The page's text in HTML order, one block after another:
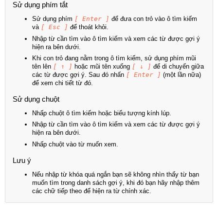
Sử dụng phím tắt
Sử dụng phím [ Enter ] để đưa con trỏ vào ô tìm kiếm
và [ Esc ] để thoát khỏi.
Nhập từ cần tìm vào ô tìm kiếm và xem các từ được gợi ý
hiện ra bên dưới.
Khi con trỏ đang nằm trong ô tìm kiếm, sử dụng phím mũi
tên lên [ ↑ ] hoặc mũi tên xuống [ ↓ ] để di chuyển giữa
các từ được gợi ý. Sau đó nhấn [ Enter ] (một lần nữa)
để xem chi tiết từ đó.
Sử dụng chuột
Nhấp chuột ô tìm kiếm hoặc biểu tượng kính lúp.
Nhập từ cần tìm vào ô tìm kiếm và xem các từ được gợi ý
hiện ra bên dưới.
Nhấp chuột vào từ muốn xem.
Lưu ý
Nếu nhập từ khóa quá ngắn bạn sẽ không nhìn thấy từ bạn
muốn tìm trong danh sách gợi ý, khi đó bạn hãy nhập thêm
các chữ tiếp theo để hiện ra từ chính xác.